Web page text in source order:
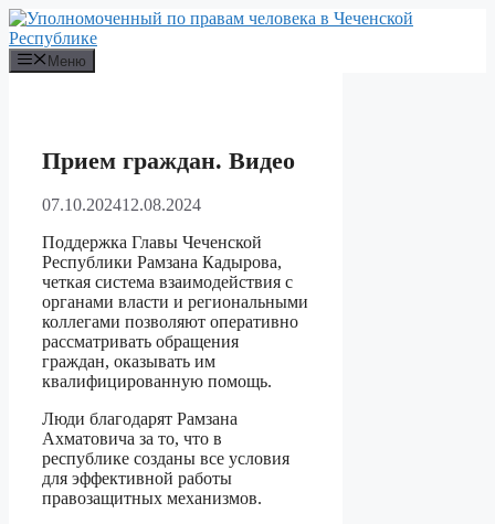
Перейти
к
содержимому
Меню
Прием граждан. Видео
07.10.202412.08.2024
Поддержка Главы Чеченской
Республики Рамзана Кадырова,
четкая система взаимодействия с
органами власти и региональными
коллегами позволяют оперативно
рассматривать обращения
граждан, оказывать им
квалифицированную помощь.
Люди благодарят Рамзана
Ахматовича за то, что в
республике созданы все условия
для эффективной работы
правозащитных механизмов.